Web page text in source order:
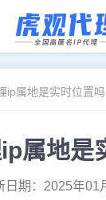
ip属地是实时位置吗
属地是
日期：2025年01